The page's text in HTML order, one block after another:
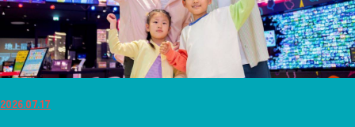
2026.07.17